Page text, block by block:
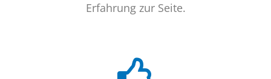
Erfahrung zur Seite.